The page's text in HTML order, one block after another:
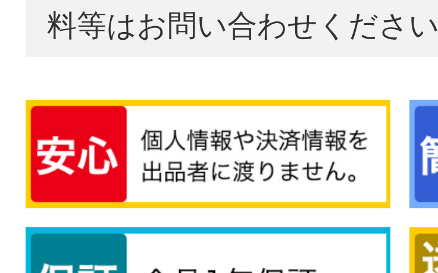
料等はお問い合わせください